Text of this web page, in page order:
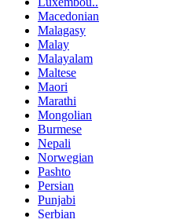
Macedonian
Malagasy
Malay
Malayalam
Maltese
Maori
Marathi
Mongolian
Burmese
Nepali
Norwegian
Pashto
Persian
Punjabi
Serbian